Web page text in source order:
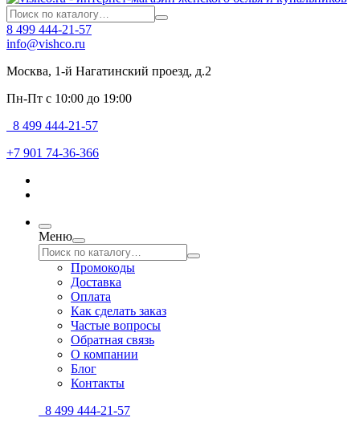
8 499 444-21-57
info@vishco.ru
Москва, 1-й Нагатинский проезд, д.2
Пн-Пт с 10:00 до 19:00
8 499 444-21-57
+7 901 74-36-366
Меню
Промокоды
Доставка
Оплата
Как сделать заказ
Частые вопросы
Обратная связь
О компании
Блог
Контакты
8 499 444-21-57